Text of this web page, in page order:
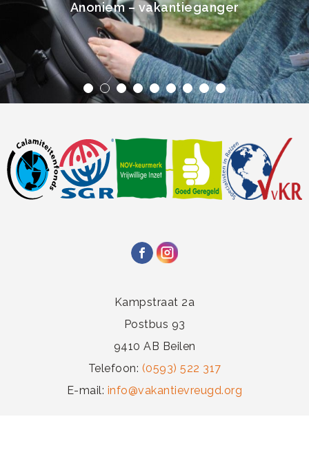
Anoniem – vakantieganger
Kampstraat 2a
Postbus 93
9410 AB Beilen
Telefoon: (0593) 522 317
E-mail: info@vakantievreugd.org